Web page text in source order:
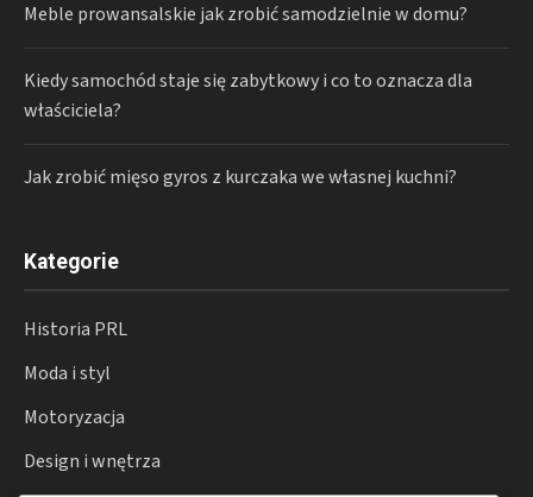
Meble prowansalskie jak zrobić samodzielnie w domu?
Kiedy samochód staje się zabytkowy i co to oznacza dla
właściciela?
Jak zrobić mięso gyros z kurczaka we własnej kuchni?
Kategorie
Historia PRL
Moda i styl
Motoryzacja
Design i wnętrza